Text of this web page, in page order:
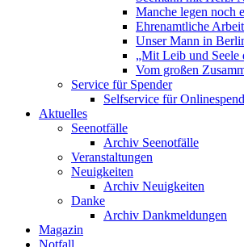
Manche legen noch
Ehrenamtliche
Unser Mann in
„Mit Leib und Seele
Vom großen
Service für Spender
Selfservice für
Aktuelles
Seenotfälle
Archiv Seenotfälle
Veranstaltungen
Neuigkeiten
Archiv Neuigkeiten
Danke
Archiv Dankmeldungen
Magazin
Notfall